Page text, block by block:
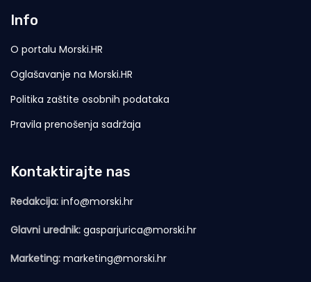
Info
O portalu Morski.HR
Oglašavanje na Morski.HR
Politika zaštite osobnih podataka
Pravila prenošenja sadržaja
Kontaktirajte nas
Redakcija: info@morski.hr
Glavni urednik: gasparjurica@morski.hr
Marketing: marketing@morski.hr